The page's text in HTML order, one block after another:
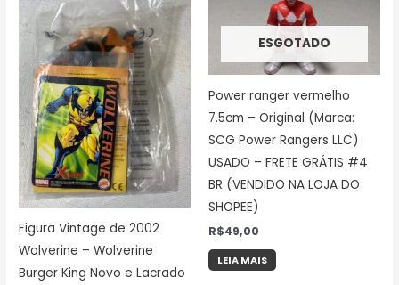
Figura Vintage de 2002
Wolverine – Wolverine
Burger King Novo e Lacrado
ESGOTADO
Power ranger vermelho
7.5cm – Original (Marca:
SCG Power Rangers LLC)
USADO – FRETE GRÁTIS #4
BR (VENDIDO NA LOJA DO
SHOPEE)
R$49,00
LEIA MAIS